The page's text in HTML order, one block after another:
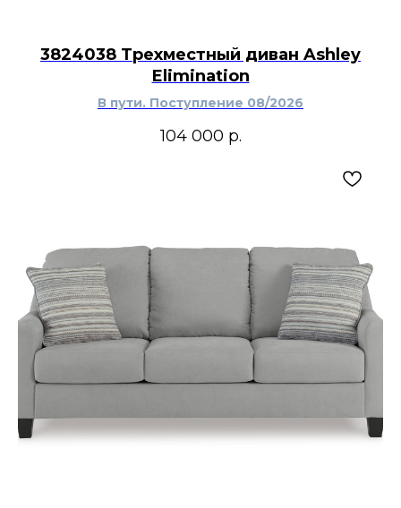
3824038 Трехместный диван Ashley
Elimination
В пути. Поступление 08/2026
104 000 р.